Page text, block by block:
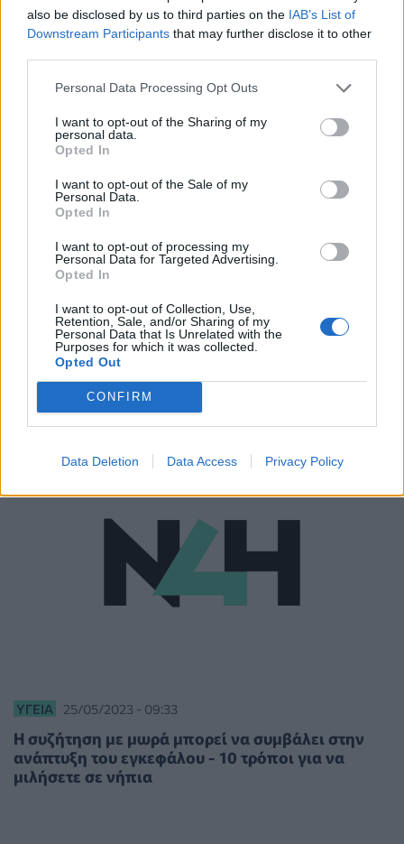
also be disclosed by us to third parties on the IAB’s List of
Downstream Participants that may further disclose it to other
Personal Data Processing Opt Outs
I want to opt-out of the Sharing of my
personal data.
Opted In
I want to opt-out of the Sale of my
Personal Data.
Opted In
I want to opt-out of processing my
Personal Data for Targeted Advertising.
Opted In
I want to opt-out of Collection, Use,
Retention, Sale, and/or Sharing of my
Personal Data that Is Unrelated with the
Purposes for which it was collected.
Opted Out
CONFIRM
Data Deletion Data Access Privacy Policy
01/06/2023 - 14:25
Έρευνα: Τα αρσενικά βρέφη «μιλούν»
περισσότερο τον πρώτο χρόνο από ότι τα θηλυκά
ΥΓΕΊΑ 25/05/2023 - 09:33
Η συζήτηση με μωρά μπορεί να συμβάλει στην
ανάπτυξη του εγκεφάλου - 10 τρόποι για να
μιλήσετε σε νήπια